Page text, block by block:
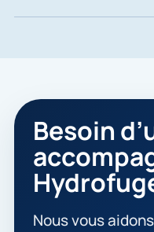
Besoin
Nous vous